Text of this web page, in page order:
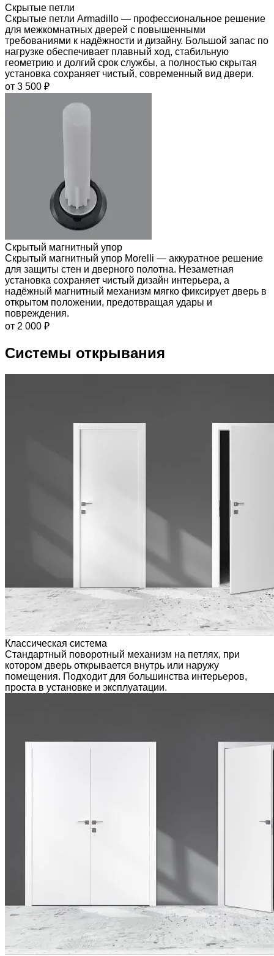
Скрытые петли
Скрытые петли Armadillo — профессиональное решение
для межкомнатных дверей с повышенными
требованиями к надёжности и дизайну. Большой запас по
нагрузке обеспечивает плавный ход, стабильную
геометрию и долгий срок службы, а полностью скрытая
установка сохраняет чистый, современный вид двери.
от 3 500 ₽
Скрытый магнитный упор
Скрытый магнитный упор Morelli — аккуратное решение
для защиты стен и дверного полотна. Незаметная
установка сохраняет чистый дизайн интерьера, а
надёжный магнитный механизм мягко фиксирует дверь в
открытом положении, предотвращая удары и
повреждения.
от 2 000 ₽
Системы открывания
Классическая система
Стандартный поворотный механизм на петлях, при
котором дверь открывается внутрь или наружу
помещения. Подходит для большинства интерьеров,
проста в установке и эксплуатации.